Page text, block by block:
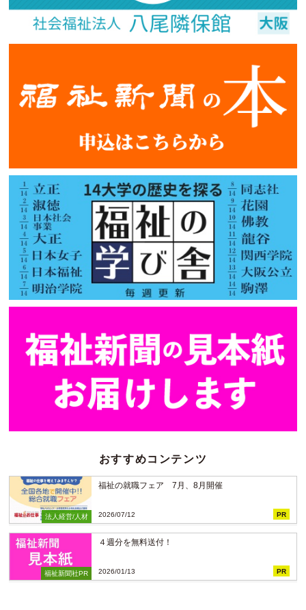
おすすめコンテンツ
法人経営/人材
福祉の就職フェア 7月、8月開催
2026/07/12 PR
福祉新聞社PR
４週分を無料送付！
2026/01/13 PR